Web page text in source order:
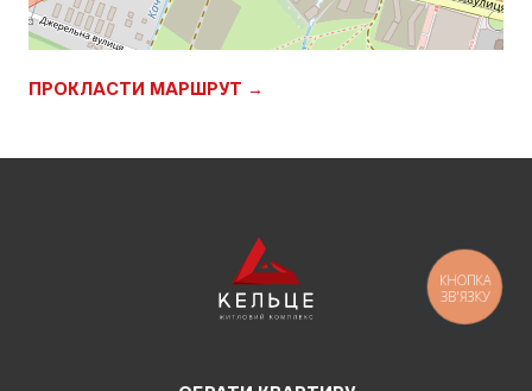
ПРОКЛАСТИ МАРШРУТ →
КНОПКА
ЗВ'ЯЗКУ